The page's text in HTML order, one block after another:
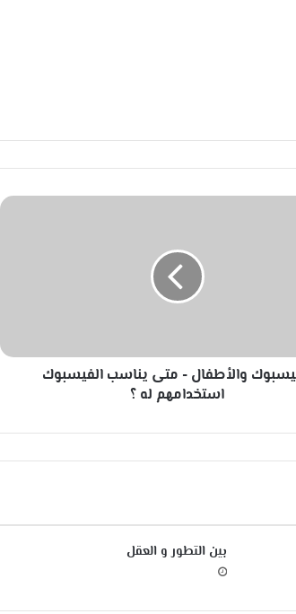
والأطفال - متى يناسب الفيسبوك
استخدامهم له ؟
بين التطور و العقل